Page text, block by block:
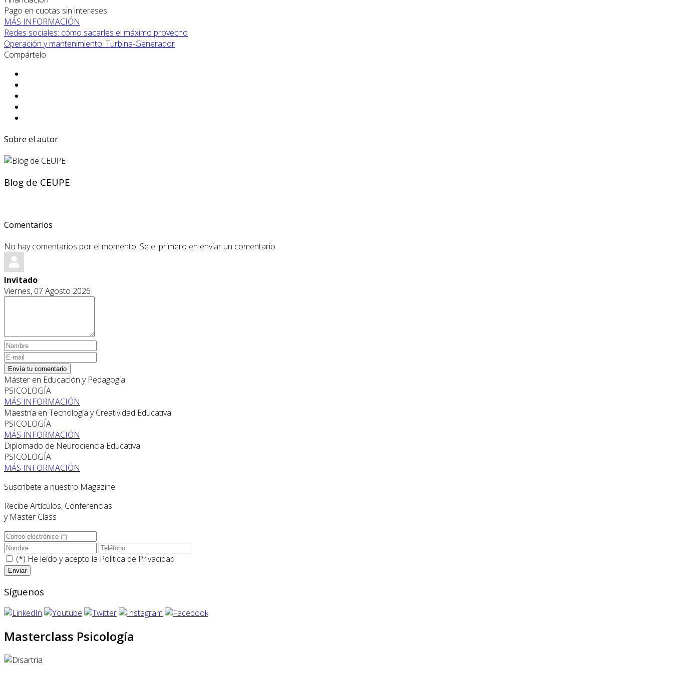
Pago en cuotas sin intereses
MÁS INFORMACIÓN
Redes sociales: cómo sacarles el máximo provecho
Operación y mantenimiento: Turbina-Generador
Compártelo
Sobre el autor
Blog de CEUPE
Comentarios
No hay comentarios por el momento. Se el primero en enviar un comentario.
Invitado
Viernes, 07 Agosto 2026
Envía tu comentario
Máster en Educación y Pedagogía
PSICOLOGÍA
MÁS INFORMACIÓN
Maestría en Tecnología y Creatividad Educativa
PSICOLOGÍA
MÁS INFORMACIÓN
Diplomado de Neurociencia Educativa
PSICOLOGÍA
MÁS INFORMACIÓN
Suscríbete a nuestro Magazine
Recibe Artículos, Conferencias
y Master Class
(*) He leído y acepto la Politica de Privacidad
Síguenos
Masterclass Psicología